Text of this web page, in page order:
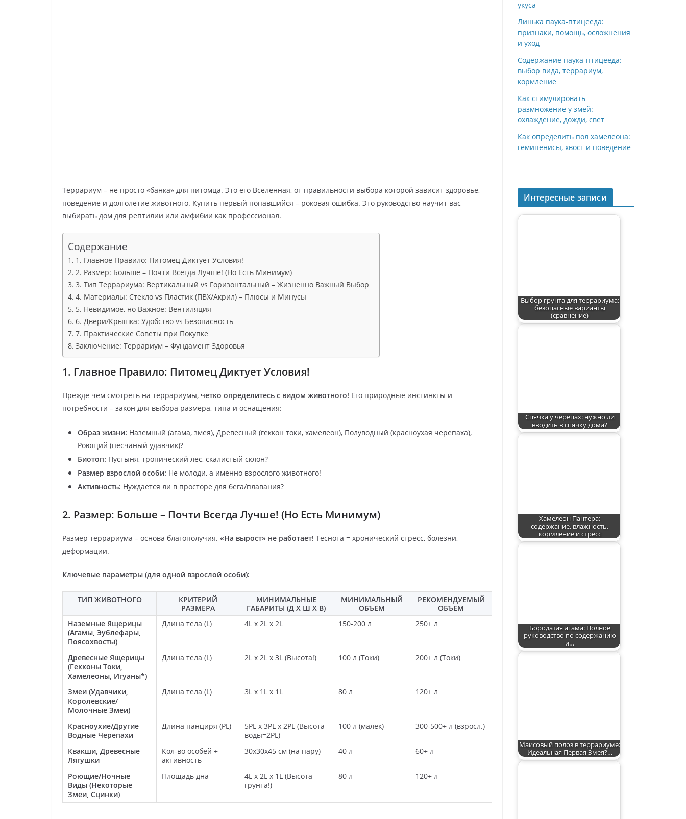
Террариум – не просто «банка» для питомца. Это его Вселенная, от правильности выбора которой зависит здоровье,
поведение и долголетие животного. Купить первый попавшийся – роковая ошибка. Это руководство научит вас
выбирать дом для рептилии или амфибии как профессионал.
Содержание
1. Главное Правило: Питомец Диктует Условия!
2. Размер: Больше – Почти Всегда Лучше! (Но Есть Минимум)
3. Тип Террариума: Вертикальный vs Горизонтальный – Жизненно Важный Выбор
4. Материалы: Стекло vs Пластик (ПВХ/Акрил) – Плюсы и Минусы
5. Невидимое, но Важное: Вентиляция
6. Двери/Крышка: Удобство vs Безопасность
7. Практические Советы при Покупке
Заключение: Террариум – Фундамент Здоровья
1. Главное Правило: Питомец Диктует Условия!
Прежде чем смотреть на террариумы, четко определитесь с видом животного! Его природные инстинкты и
потребности – закон для выбора размера, типа и оснащения:
Образ жизни: Наземный (агама, змея), Древесный (геккон токи, хамелеон), Полуводный (красноухая черепаха),
Роющий (песчаный удавчик)?
Биотоп: Пустыня, тропический лес, скалистый склон?
Размер взрослой особи: Не молоди, а именно взрослого животного!
Активность: Нуждается ли в просторе для бега/плавания?
2. Размер: Больше – Почти Всегда Лучше! (Но Есть Минимум)
Размер террариума – основа благополучия. «На вырост» не работает! Теснота = хронический стресс, болезни,
деформации.
Ключевые параметры (для одной взрослой особи):
ТИП ЖИВОТНОГО
КРИТЕРИЙ
РАЗМЕРА
МИНИМАЛЬНЫЕ
ГАБАРИТЫ (Д X Ш X В)
МИНИМАЛЬНЫЙ
ОБЪЕМ
РЕКОМЕНДУЕМЫЙ
ОБЪЕМ
Наземные Ящерицы
(Агамы, Эублефары,
Поясохвосты)
Длина тела (L) 4L x 2L x 2L 150-200 л 250+ л
Древесные Ящерицы
(Гекконы Токи,
Хамелеоны, Игуаны*)
Длина тела (L) 2L x 2L x 3L (Высота!) 100 л (Токи) 200+ л (Токи)
Змеи (Удавчики,
Королевские/
Молочные Змеи)
Длина тела (L) 3L x 1L x 1L 80 л 120+ л
Красноухие/Другие
Водные Черепахи
Длина панциря (PL)
5PL x 3PL x 2PL (Высота
воды=2PL)
100 л (малек) 300-500+ л (взросл.)
Квакши, Древесные
Лягушки
Кол-во особей +
активность
30x30x45 см (на пару) 40 л 60+ л
Роющие/Ночные
Виды (Некоторые
Змеи, Сцинки)
Площадь дна
4L x 2L x 1L (Высота
грунта!)
80 л 120+ л
ni
ki
укуса
Линька паука-птицееда:
признаки, помощь, осложнения
и уход
Содержание паука-птицееда:
выбор вида, террариум,
кормление
Как стимулировать
размножение у змей:
охлаждение, дожди, свет
Как определить пол хамелеона:
гемипенисы, хвост и поведение
Интересные записи
Выбор грунта для террариума:
безопасные варианты
(сравнение)
Спячка у черепах: нужно ли
вводить в спячку дома?
Хамелеон Пантера:
содержание, влажность,
кормление и стресс
Бородатая агама: Полное
руководство по содержанию
и…
Маисовый полоз в террариуме:
Идеальная Первая Змея?…